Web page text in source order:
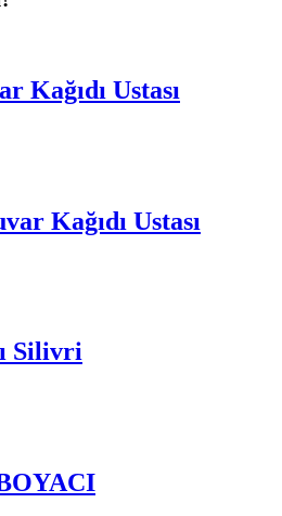
Kağıdı Ustası
Kağıdı Ustası
Silivri